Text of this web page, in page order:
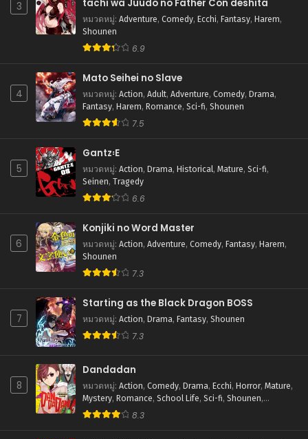
ตอนที่ 34
สิงหาคม 25, 2025
ตอนที่ 32
สิงหาคม 25, 2025
สิงหาคม 25, 2025
ตอนที่ 30
สิงหาคม 25, 2025
ตอนที่ 29
สิงหาคม 25, 2025
ตอนที่ 28
สิงหาคม 25, 2025
ตอนที่ 27
สิงหาคม 25, 2025
ตอนที่ 26
ตอนที่ 25
สิงหาคม 25, 2025
3
tachi wa Juudo no Father Con deshita
หมวดหมู่: Adventure, Comedy, Ecchi, Fantasy, Harem,
Shounen
6.9
4
Mato Seihei no Slave
หมวดหมู่: Action, Adult, Adventure, Comedy, Drama,
Fantasy, Harem, Romance, Sci-fi, Shounen
7.5
5
Gantz꞉E
หมวดหมู่: Action, Drama, Historical, Mature, Sci-fi,
Seinen, Tragedy
6.6
6
Konjiki no Word Master
หมวดหมู่: Action, Adventure, Comedy, Fantasy, Harem,
Shounen
7.3
7
Starting as the Black Dragon BOSS
หมวดหมู่: Action, Drama, Fantasy, Shounen
7.3
8
Dandadan
หมวดหมู่: Action, Comedy, Drama, Ecchi, Horror, Mature,
Mystery, Romance, School Life, Sci-fi, Shounen,
Supernatural 8.3